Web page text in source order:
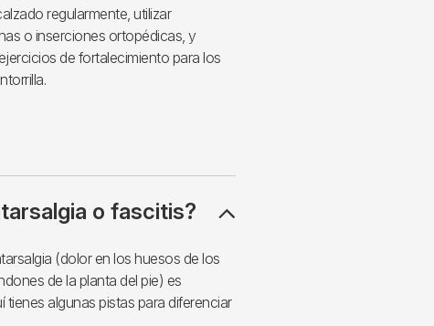
regularmente, utilizar
o inserciones ortopédicas, y
de fortalecimiento para los
o fascitis?
(dolor en los huesos de los
de la planta del pie) es
algunas pistas para diferenciar